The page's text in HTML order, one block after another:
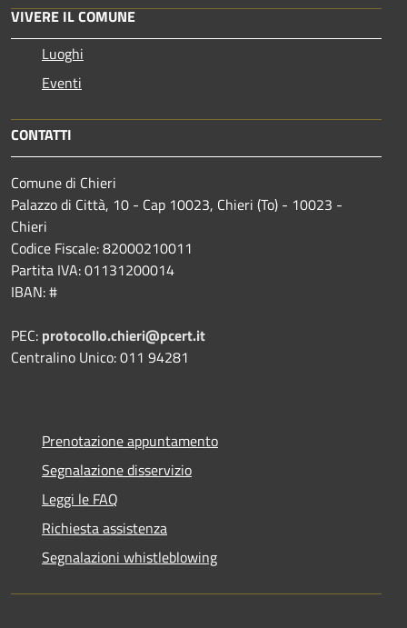
VIVERE IL COMUNE
Luoghi
Eventi
CONTATTI
Comune di Chieri
Palazzo di Città, 10 - Cap 10023, Chieri (To) - 10023 -
Chieri
Codice Fiscale: 82000210011
Partita IVA: 01131200014
IBAN: #
PEC: protocollo.chieri@pcert.it
Centralino Unico: 011 94281
Prenotazione appuntamento
Segnalazione disservizio
Leggi le FAQ
Richiesta assistenza
Segnalazioni whistleblowing